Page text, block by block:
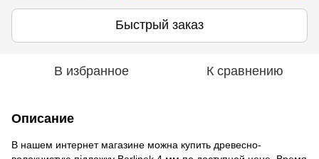
Быстрый заказ
В избранное К сравнению
Описание
В нашем интернет магазине можна купить древесно-